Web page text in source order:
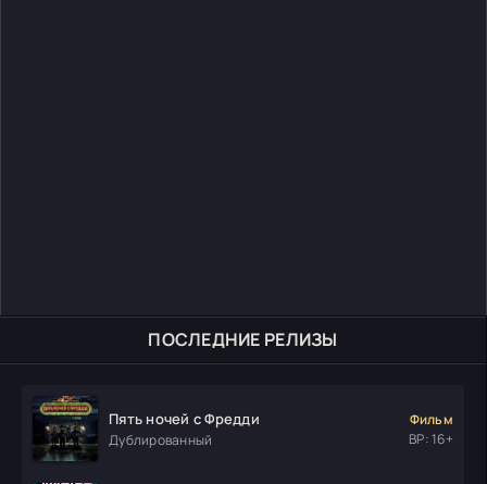
ПОСЛЕДНИЕ РЕЛИЗЫ
Пять ночей с Фредди
Дублированный
Фильм
ВР: 16+